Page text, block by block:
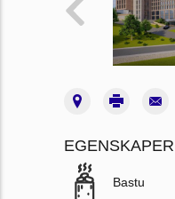
EGENSKAPER
Bastu